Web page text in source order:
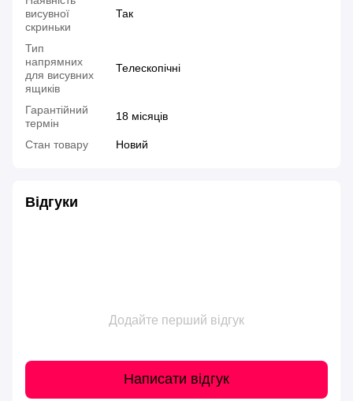
висувної
скриньки
Так
Тип
напрямних
для висувних
ящиків
Телескопічні
Гарантійний
термін
18 місяців
Стан товару Новий
Відгуки
Додайте перший відгук
Написати відгук